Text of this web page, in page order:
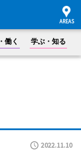
働く 学ぶ・知る
2022.11.10